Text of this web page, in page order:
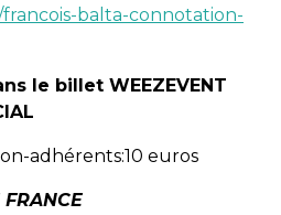
balta-connotation-
le billet WEEZEVENT
adhérents:10 euros
FRANCE